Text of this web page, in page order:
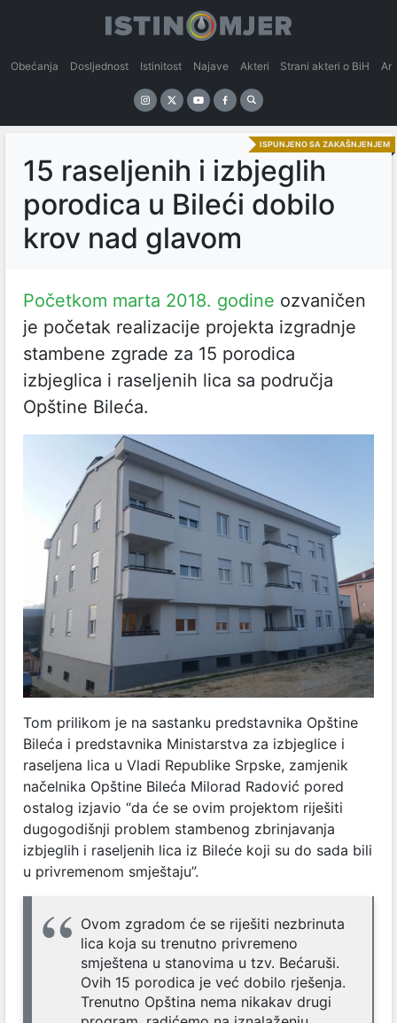
Obećanja Dosljednost Istinitost Najave Akteri Strani akteri o BiH
ISPUNJENO SA ZAKAŠNJENJEM
15 raseljenih i izbjeglih
porodica u Bileći dobilo
krov nad glavom
Početkom marta 2018. godine ozvaničen
je početak realizacije projekta izgradnje
stambene zgrade za 15 porodica
izbjeglica i raseljenih lica sa područja
Opštine Bileća.
Tom prilikom je na sastanku predstavnika Opštine
Bileća i predstavnika Ministarstva za izbjeglice i
raseljena lica u Vladi Republike Srpske, zamjenik
načelnika Opštine Bileća Milorad Radović pored
ostalog izjavio “da će se ovim projektom riješiti
dugogodišnji problem stambenog zbrinjavanja
izbjeglih i raseljenih lica iz Bileće koji su do sada bili
u privremenom smještaju”.
Ovom zgradom će se riješiti nezbrinuta
lica koja su trenutno privremeno
smještena u stanovima u tzv. Bećaruši.
Ovih 15 porodica je već dobilo rješenja.
Trenutno Opština nema nikakav drugi